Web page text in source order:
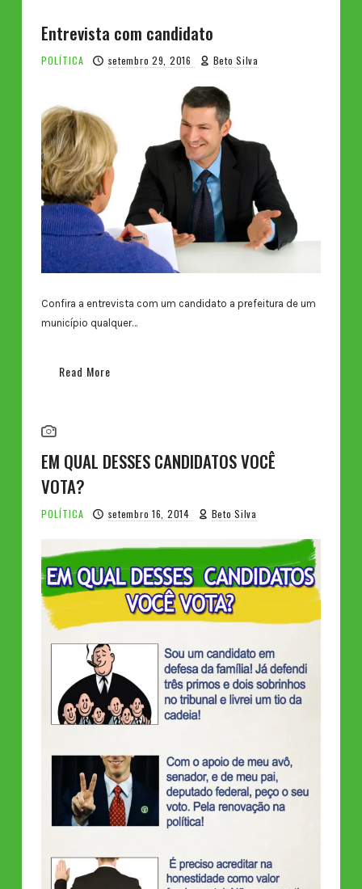
Entrevista com candidato
POLÍTICA setembro 29, 2016 Beto Silva
Confira a entrevista com um candidato a prefeitura de um
município qualquer…
Read More
EM QUAL DESSES CANDIDATOS VOCÊ
VOTA?
POLÍTICA setembro 16, 2014 Beto Silva